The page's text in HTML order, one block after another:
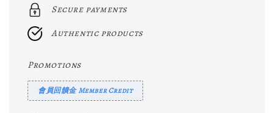
Secure payments
Authentic products
Promotions
會員回饋金 Member Credit